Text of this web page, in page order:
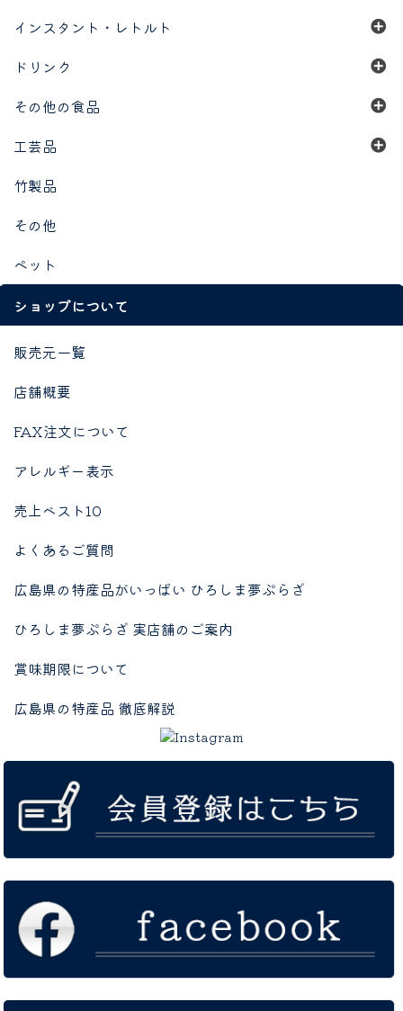
インスタント・レトルト
ドリンク
その他の食品
工芸品
竹製品
その他
ペット
ショップについて
販売元一覧
店舗概要
FAX注文について
アレルギー表示
売上ベスト10
よくあるご質問
広島県の特産品がいっぱい ひろしま夢ぷらざ
ひろしま夢ぷらざ 実店舗のご案内
賞味期限について
広島県の特産品 徹底解説